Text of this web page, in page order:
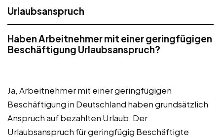
Urlaubsanspruch
Haben Arbeitnehmer mit einer geringfügigen
Beschäftigung Urlaubsanspruch?
Ja, Arbeitnehmer mit einer geringfügigen
Beschäftigung in Deutschland haben grundsätzlich
Anspruch auf bezahlten Urlaub. Der
Urlaubsanspruch für geringfügig Beschäftigte